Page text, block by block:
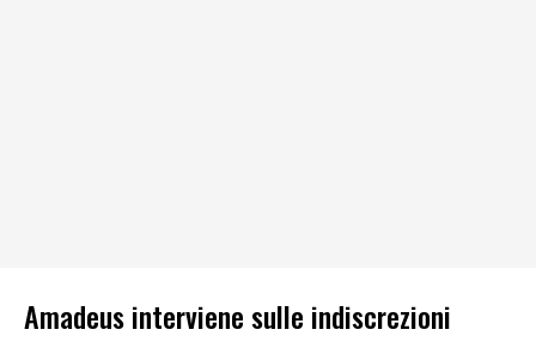
Amadeus interviene sulle indiscrezioni